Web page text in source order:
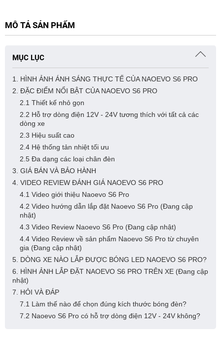
MÔ TẢ SẢN PHẨM
MỤC LỤC
1. HÌNH ẢNH ÁNH SÁNG THỰC TẾ CỦA NAOEVO S6 PRO
2. ĐẶC ĐIỂM NỔI BẬT CỦA NAOEVO S6 PRO
2.1 Thiết kế nhỏ gọn
2.2 Hỗ trợ dòng điện 12V - 24V tương thích với tất cả các
dòng xe
2.3 Hiệu suất cao
2.4 Hệ thống tản nhiệt tối ưu
2.5 Đa dạng các loại chân đèn
3. GIÁ BÁN VÀ BẢO HÀNH
4. VIDEO REVIEW ĐÁNH GIÁ NAOEVO S6 PRO
4.1 Video giới thiệu Naoevo S6 Pro
4.2 Video hướng dẫn lắp đặt Naoevo S6 Pro (Đang cập
nhật)
4.3 Video Review Naoevo S6 Pro (Đang cập nhật)
4.4 Video Review về sản phẩm Naoevo S6 Pro từ chuyên
gia (Đang cập nhật)
5. DÒNG XE NÀO LẮP ĐƯỢC BÓNG LED NAOEVO S6 PRO?
6. HÌNH ẢNH LẮP ĐẶT NAOEVO S6 PRO TRÊN XE (Đang cập
nhật)
7. HỎI VÀ ĐÁP
7.1 Làm thế nào để chọn đúng kích thước bóng đèn?
7.2 Naoevo S6 Pro có hỗ trợ dòng điện 12V - 24V không?